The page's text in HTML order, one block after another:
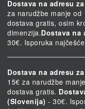
Dostava na adresu
za narudžbe manje od
dostava gratis, osim
dimenzija.Dostava na
30€. Isporuka
Dostava na adresu
15€ za narudžbe
dostava gratis.
(Slovenija) - 30€.